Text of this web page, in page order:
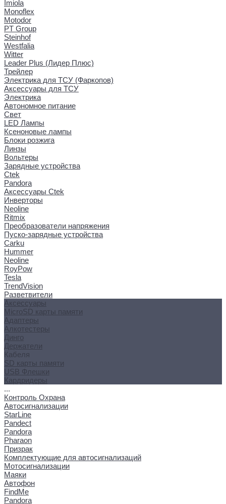
Imiola
Monoflex
Motodor
PT Group
Steinhof
Westfalia
Witter
Leader Plus (Лидер Плюс)
Трейлер
Электрика для ТСУ (Фаркопов)
Аксессуары для ТСУ
Электрика
Автономное питание
Свет
LED Лампы
Ксеноновые лампы
Блоки розжига
Линзы
Вольтеры
Зарядные устройства
Ctek
Pandora
Аксессуары Ctek
Инверторы
Neoline
Ritmix
Преобразователи напряжения
Пуско-зарядные устройства
Carku
Hummer
Neoline
RoyPow
Tesla
TrendVision
Разветвители
Аксессуары
MicroSD карты памяти
Адаптеры
Алкотестеры
Динго
Держатели
Кабеля
SD карты памяти
USB Флешки
Кардридеры
...
Контроль Охрана
Автосигнализации
StarLine
Pandect
Pandora
Pharaon
Призрак
Комплектующие для автосигнализаций
Мотосигнализации
Маяки
Автофон
FindMe
Pandora